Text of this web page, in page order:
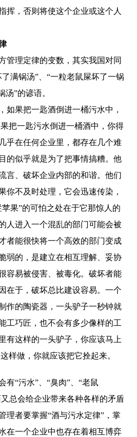
挥，否则将使这个企业或这个人
管理定律的变数，其实我国对同
满锅汤”、“一粒老鼠屎坏了一锅
汤”的谚语。
如果把一匙酒倒进一桶污水中，
把一匙污水倒进一桶酒中，你得
乎在任何企业里，都存在几个难
的似乎就是为了把事情搞糟。他
言、破坏企业内部的和谐。他们
你不及时处理，它会迅速传染，
果”的可怕之处在于它那惊人的
人进入一个混乱的部门可能会被
者能很快将一个高效的部门变成
弱的，是建立在相互理解、妥协
容易被侵害、被毒化。破坏者能
在于，破坏总比建设容易。一个
作的陶瓷器，一头驴子一秒钟就
工巧匠，也不会有多少像样的工
有这样的一头驴子，你应该马上
样做，你就应该把它拴起来。
有“污水”、“臭肉”、“老鼠
总会给企业带来各种各样的矛盾
理者要掌握“酒与污水定律”，掌
在一个企业中也存在着相互博弈